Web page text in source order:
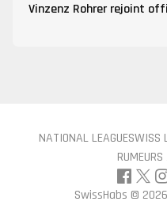
Vinzenz Rohrer rejoint
NATIONAL LEAGUESWISS
SwissHabs ©